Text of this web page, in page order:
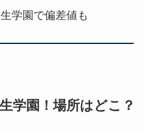
学園で偏差値も
学園！場所はどこ？